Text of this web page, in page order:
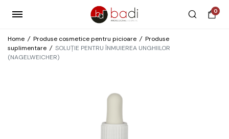
0
Home / Produse cosmetice pentru picioare / Produse
suplimentare / SOLUȚIE PENTRU ÎNMUIEREA UNGHIILOR
(NAGELWEICHER)